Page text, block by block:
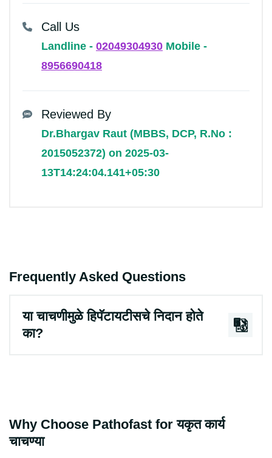
Call Us
Landline - 02049304930 Mobile -
8956690418
Reviewed By
Dr.Bhargav Raut (MBBS, DCP, R.No :
2015052372) on 2025-03-
13T14:24:04.141+05:30
Frequently Asked Questions
या चाचणीमुळे हिपॅटायटीसचे निदान होते
का?
Why Choose Pathofast for यकृत कार्य
चाचण्या